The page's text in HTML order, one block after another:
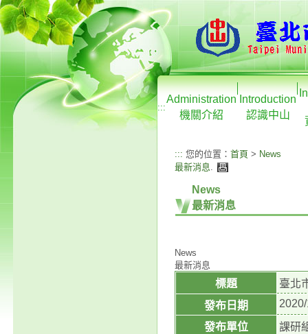
:::
Administration
機關介紹
Introduction
認識中山
::: 您的位置： 首頁 > News
最新消息.
News
最新消息
News
最新消息
標題
臺北
發布日期
發布單位
課研